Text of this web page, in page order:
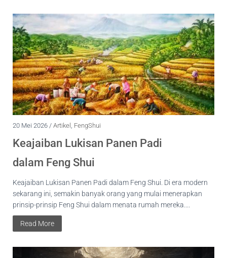
20 Mei 2026 / Artikel , FengShui
Keajaiban Lukisan Panen Padi
dalam Feng Shui
Keajaiban Lukisan Panen Padi dalam Feng Shui. Di era modern
sekarang ini, semakin banyak orang yang mulai menerapkan
prinsip-prinsip Feng Shui dalam menata rumah mereka....
Read More